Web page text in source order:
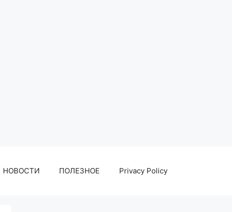
НОВОСТИ ПОЛЕЗНОЕ Privacy Policy